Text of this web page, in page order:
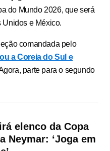
do Mundo 2026, que será
e México.
comandada pelo
a Coreia do Sul e
parte para o segundo
elenco da Copa
Neymar: ‘Joga em